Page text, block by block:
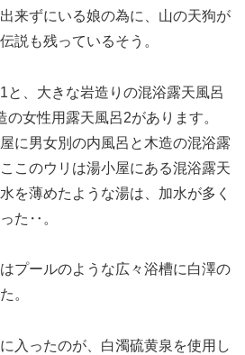
来ずにいる娘の為に、山の天狗が
説も残っているそう。
と、大きな岩造りの混浴露天風呂
女性用露天風呂2があります。
に男女別の内風呂と木造の混浴露
このウリは湯小屋にある混浴露天
を薄めたような湯は、加水が多く
た‥。
プールのような広々浴槽に白澤の
。
入ったのが、白濁硫黄泉を使用し